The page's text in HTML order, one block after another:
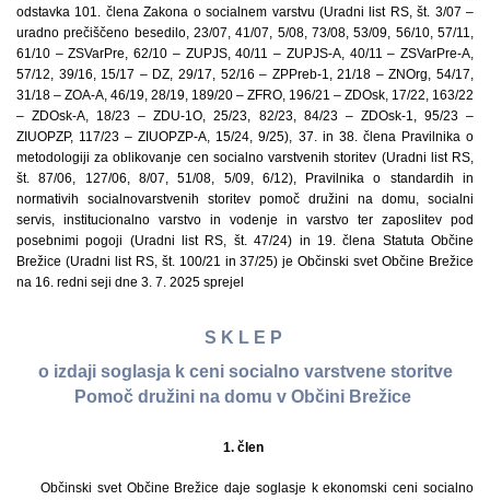
odstavka 101. člena Zakona o socialnem varstvu (Uradni list RS, št. 3/07 –
uradno prečiščeno besedilo, 23/07, 41/07, 5/08, 73/08, 53/09, 56/10, 57/11,
61/10 – ZSVarPre, 62/10 – ZUPJS, 40/11 – ZUPJS-A, 40/11 – ZSVarPre-A,
57/12, 39/16, 15/17 – DZ, 29/17, 52/16 – ZPPreb-1, 21/18 – ZNOrg, 54/17,
31/18 – ZOA-A, 46/19, 28/19, 189/20 – ZFRO, 196/21 – ZDOsk, 17/22, 163/22
– ZDOsk-A, 18/23 – ZDU-1O, 25/23, 82/23, 84/23 – ZDOsk-1, 95/23 –
ZIUOPZP, 117/23 – ZIUOPZP-A, 15/24, 9/25), 37. in 38. člena Pravilnika o
metodologiji za oblikovanje cen socialno varstvenih storitev (Uradni list RS,
št. 87/06, 127/06, 8/07, 51/08, 5/09, 6/12), Pravilnika o standardih in
normativih socialnovarstvenih storitev pomoč družini na domu, socialni
servis, institucionalno varstvo in vodenje in varstvo ter zaposlitev pod
posebnimi pogoji (Uradni list RS, št. 47/24) in 19. člena Statuta Občine
Brežice (Uradni list RS, št. 100/21 in 37/25) je Občinski svet Občine Brežice
na 16. redni seji dne 3. 7. 2025 sprejel
S K L E P
o izdaji soglasja k ceni socialno varstvene storitve
Pomoč družini na domu v Občini Brežice
1. člen
Občinski svet Občine Brežice daje soglasje k ekonomski ceni socialno